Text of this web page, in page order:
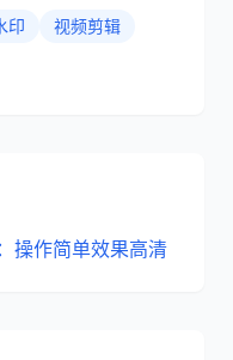
印
视频剪辑
操作简单效果高清